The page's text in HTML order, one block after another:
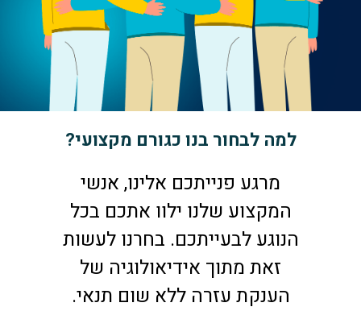
למה לבחור בנו כגורם מקצועי?
מרגע פנייתכם אלינו, אנשי
המקצוע שלנו ילוו אתכם בכל
הנוגע לבעייתכם. בחרנו לעשות
זאת מתוך אידיאולוגיה של
הענקת עזרה ללא שום תנאי.